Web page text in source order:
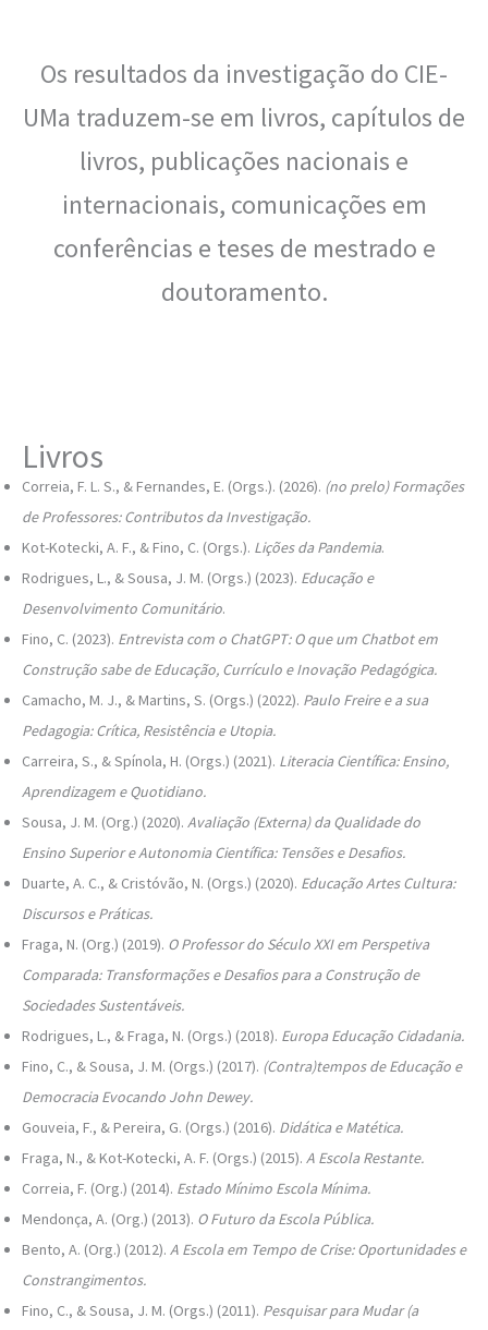
Os resultados da investigação do CIE-
UMa traduzem-se em livros, capítulos de
livros, publicações nacionais e
internacionais, comunicações em
conferências e teses de mestrado e
doutoramento.
Livros
Correia, F. L. S., & Fernandes, E. (Orgs.). (2026). (no prelo) Formações
de Professores: Contributos da Investigação.
Kot-Kotecki, A. F., & Fino, C. (Orgs.). Lições da Pandemia.
Rodrigues, L., & Sousa, J. M. (Orgs.) (2023). Educação e
Desenvolvimento Comunitário.
Fino, C. (2023). Entrevista com o ChatGPT: O que um Chatbot em
Construção sabe de Educação, Currículo e Inovação Pedagógica.
Camacho, M. J., & Martins, S. (Orgs.) (2022). Paulo Freire e a sua
Pedagogia: Crítica, Resistência e Utopia.
Carreira, S., & Spínola, H. (Orgs.) (2021). Literacia Científica: Ensino,
Aprendizagem e Quotidiano.
Sousa, J. M. (Org.) (2020). Avaliação (Externa) da Qualidade do
Ensino Superior e Autonomia Científica: Tensões e Desafios.
Duarte, A. C., & Cristóvão, N. (Orgs.) (2020). Educação Artes Cultura:
Discursos e Práticas.
Fraga, N. (Org.) (2019). O Professor do Século XXI em Perspetiva
Comparada: Transformações e Desafios para a Construção de
Sociedades Sustentáveis.
Rodrigues, L., & Fraga, N. (Orgs.) (2018). Europa Educação Cidadania.
Fino, C., & Sousa, J. M. (Orgs.) (2017). (Contra)tempos de Educação e
Democracia Evocando John Dewey.
Gouveia, F., & Pereira, G. (Orgs.) (2016). Didática e Matética.
Fraga, N., & Kot-Kotecki, A. F. (Orgs.) (2015). A Escola Restante.
Correia, F. (Org.) (2014). Estado Mínimo Escola Mínima.
Mendonça, A. (Org.) (2013). O Futuro da Escola Pública.
Bento, A. (Org.) (2012). A Escola em Tempo de Crise: Oportunidades e
Constrangimentos.
Fino, C., & Sousa, J. M. (Orgs.) (2011). Pesquisar para Mudar (a